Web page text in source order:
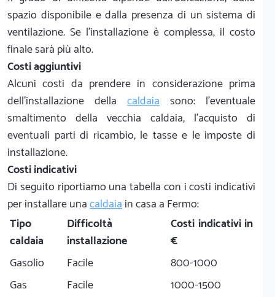
spazio disponibile e dalla presenza di un sistema di
ventilazione. Se l'installazione è complessa, il costo
finale sarà più alto.
Costi aggiuntivi
Alcuni costi da prendere in considerazione prima
dell'installazione della caldaia sono: l'eventuale
smaltimento della vecchia caldaia, l'acquisto di
eventuali parti di ricambio, le tasse e le imposte di
installazione.
Costi indicativi
Di seguito riportiamo una tabella con i costi indicativi
per installare unacaldaiain casa a Fermo:
Tipo
caldaia
Difficoltà
installazione
Costi indicativi in
€
Gasolio
Facile
800-1000
Gas
Facile
1000-1500